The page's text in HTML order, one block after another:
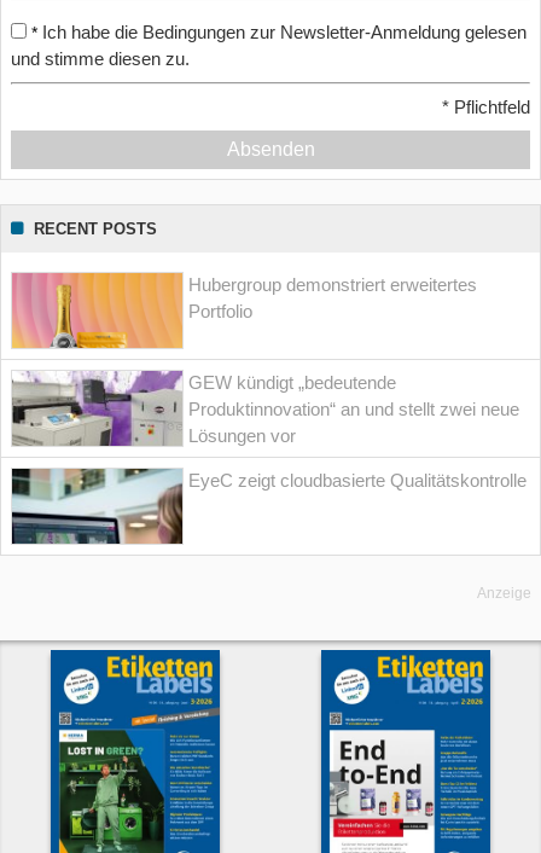
* Ich habe die Bedingungen zur Newsletter-Anmeldung gelesen
und stimme diesen zu.
* Pflichtfeld
Absenden
RECENT POSTS
Hubergroup demonstriert erweitertes
Portfolio
GEW kündigt „bedeutende
Produktinnovation“ an und stellt zwei neue
Lösungen vor
EyeC zeigt cloudbasierte Qualitätskontrolle
Anzeige